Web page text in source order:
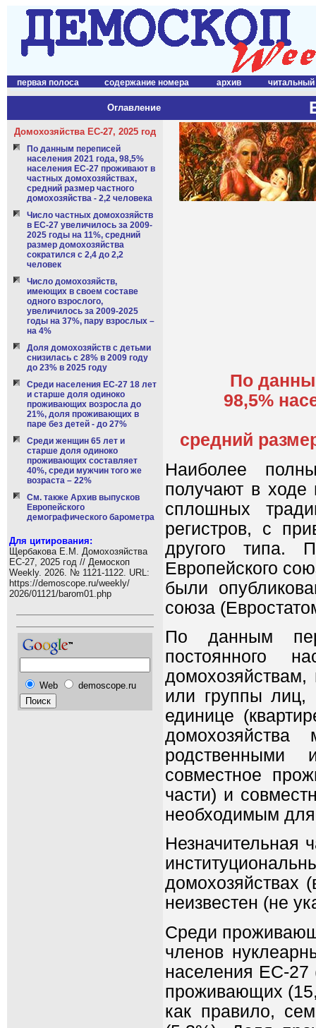
первая полоса содержание номера архив читальный
Оглавление
Домохозяйства ЕС-27, 2025 год
По данным переписей
населения 2021 года, 98,5%
населения ЕС-27 проживают в
частных домохозяйствах,
средний размер частного
домохозяйства - 2,2 человека
Число частных домохозяйств
в ЕС-27 увеличилось за 2009-
2025 годы на 11%, средний
размер домохозяйства
сократился с 2,4 до 2,2
человек
Число домохозяйств,
имеющих в своем составе
одного взрослого,
увеличилось за 2009-2025
годы на 37%, пару взрослых –
на 4%
Доля домохозяйств с детьми
снизилась с 28% в 2009 году
до 23% в 2025 году
Среди населения ЕС-27 18 лет
и старше доля одиноко
проживающих возросла до
21%, доля проживающих в
паре без детей - до 27%
Среди женщин 65 лет и
старше доля одиноко
проживающих составляет
40%, среди мужчин того же
возраста – 22%
См. также Архив выпусков
Европейского
демографического барометра
Для цитирования:
Щербакова Е.М. Домохозяйства
ЕС-27, 2025 год // Демоскоп
Weekly. 2026. № 1121-1122. URL:
https://demoscope.ru/weekly/
2026/01121/barom01.php
Web demoscope.ru
По
98,5%
средний
Наиболее
получают в ходе
сплошных
регистров, с
другого типа.
Европейского
были
союза
По данным
постоянного
или группы лиц,
единице
совместное
части) и
необходимым
Незначительная
домохозяйствах
неизвестен (не
Среди
членов
населения ЕС-27
проживающих
как правило,